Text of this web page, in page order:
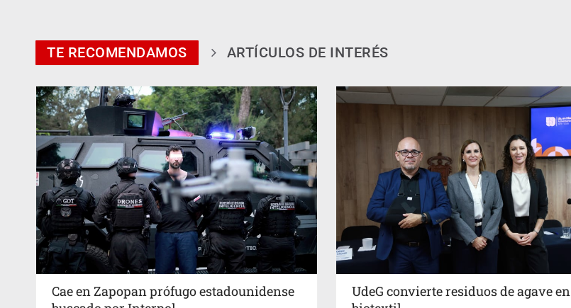
TE RECOMENDAMOS ARTÍCULOS DE INTERÉS
Cae en Zapopan prófugo estadounidense
UdeG convierte residuos de agave en